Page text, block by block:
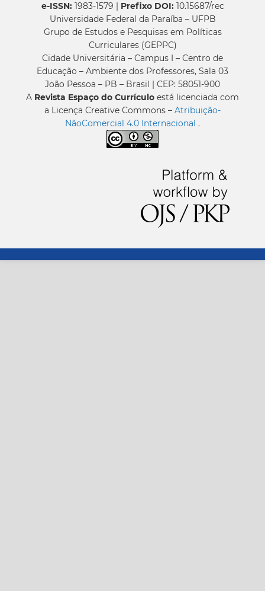
e-ISSN:1983-1579 | Prefixo DOI:10.15687/rec
Universidade Federal da Paraíba – UFPB
Grupo de Estudos e Pesquisas em Políticas
Curriculares (GEPPC)
Cidade Universitária – Campus I – Centro de
Educação – Ambiente dos Professores, Sala 03
João Pessoa – PB – Brasil | CEP: 58051-900
A Revista Espaço do Currículo está licenciada com
a Licença Creative Commons – Atribuição-
NãoComercial 4.0 Internacional .